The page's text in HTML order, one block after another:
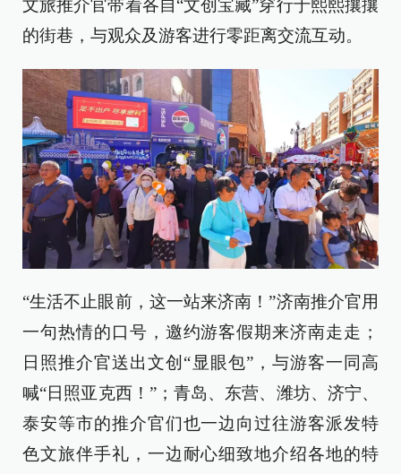
文旅推介官带着各自“文创宝藏”穿行于熙熙攘攘
的街巷，与观众及游客进行零距离交流互动。
“生活不止眼前，这一站来济南！”济南推介官用
一句热情的口号，邀约游客假期来济南走走；
日照推介官送出文创“显眼包”，与游客一同高
喊“日照亚克西！”；青岛、东营、潍坊、济宁、
泰安等市的推介官们也一边向过往游客派发特
色文旅伴手礼，一边耐心细致地介绍各地的特